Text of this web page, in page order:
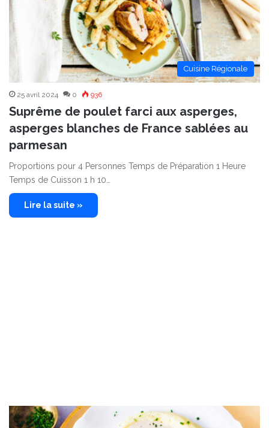
Cuisine Régionale
25 avril 2024 0 936
Suprême de poulet farci aux asperges,
asperges blanches de France sablées au
parmesan
Proportions pour 4 Personnes Temps de Préparation 1 Heure
Temps de Cuisson 1 h 10…
Lire la suite »